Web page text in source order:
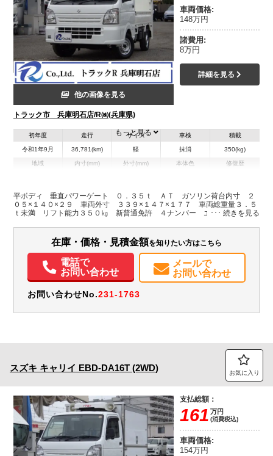
他の画像を見る
トラック市 兵庫明石店/R㈱(兵庫県)
車両価格:
148万円
諸費用:
8万円
詳細を見る
初年度
令和1年9月
走行
36,781(km)
サイズ
軽
車検
抹消
積載
350(kg)
地域 内寸(mm)
H:290
外寸(mm)
H:1,770
本体色 修復歴
装備情報
パワステ
もっと見る
平ボディ 垂直パワーゲート ０．３５ｔ ＡＴ ガソリン荷台内寸 ２
０５×１４０×２９ 車両外寸 ３３９×１４７×１７７ 車両総重量３．５
ｔ未満 リフト能力３５０㎏ 新普通免許 ４ナンバー エンジン型式
在庫・価格・見積金額を知りたい方はこちら
電話で
お問い合わせ
メールで
お問い合わせ
お問い合わせNo.231-1763
スズキ キャリイ EBD-DA16T (2WD) お気に入り
支払総額：
161 万円
(消費税込)
車両価格:
154万円